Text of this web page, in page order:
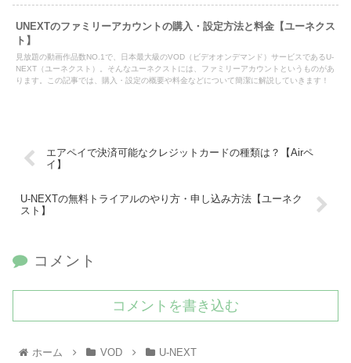
UNEXTのファミリーアカウントの購入・設定方法と料金【ユーネクス
ト】
見放題の動画作品数NO.1で、日本最大級のVOD（ビデオオンデマンド）サービスであるU-
NEXT（ユーネクスト）。そんなユーネクストには、ファミリーアカウントというものがあ
ります。この記事では、購入・設定の概要や料金などについて簡潔に解説していきます！
エアペイで決済可能なクレジットカードの種類は？【Airペ
イ】
U-NEXTの無料トライアルのやり方・申し込み方法【ユーネク
スト】
コメント
コメントを書き込む
ホーム VOD U-NEXT